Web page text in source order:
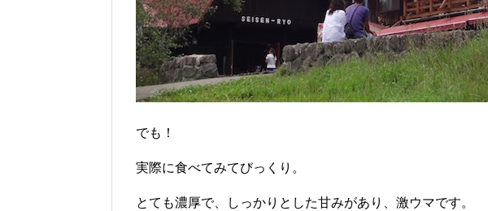
でも！
実際に食べてみてびっくり。
とても濃厚で、しっかりとした甘みがあり、激ウマです。